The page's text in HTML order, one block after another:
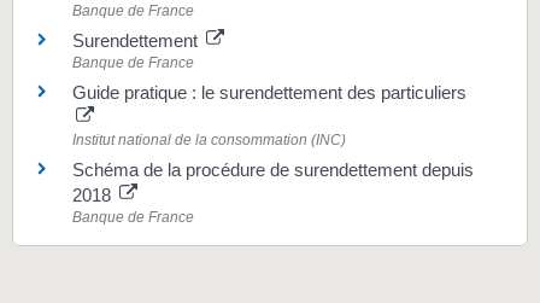
Banque de France
Surendettement
Banque de France
Guide pratique : le surendettement des particuliers
Institut national de la consommation (INC)
Schéma de la procédure de surendettement depuis
2018
Banque de France